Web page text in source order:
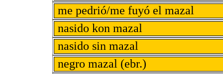
me pedrió/me fuyó el mazal
nasido kon mazal
nasido sin mazal
negro mazal (ebr.)